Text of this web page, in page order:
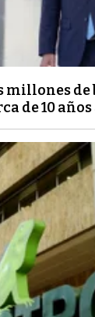
millones
de 10